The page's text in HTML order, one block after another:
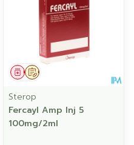
Op voorschrift
Geneesmiddel
Sterop
Fercayl Amp Inj 5
100mg/2ml